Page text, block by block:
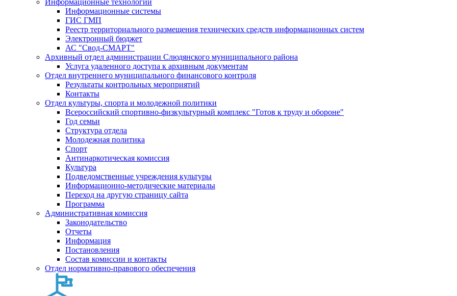
Информационные технологии
Информационные системы
ГИС ГМП
Реестр территориального размещения технических средств информационных систем
Электронный бюджет
АС "Свод-СМАРТ"
Архивный отдел администрации Слюдянского муниципального района
Услуга удаленного доступа к архивным документам
Отдел внутреннего муниципального финансового контроля
Результаты контрольных мероприятий
Контакты
Отдел культуры, спорта и молодежной политики
Всероссийский спортивно-физкультурный комплекс "Готов к труду и обороне"
Год семьи
Структура отдела
Молодежная политика
Спорт
Антинаркотическая комиссия
Культура
Подведомственные учреждения культуры
Информационно-методические материалы
Переход на другую страницу сайта
Программа
Административная комиссия
Законодательство
Отчеты
Информация
Постановления
Состав комиссии и контакты
Отдел нормативно-правового обеспечения